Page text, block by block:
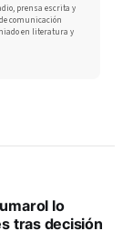
prensa escrita y
comunicación
en literatura y
lo
tras decisión